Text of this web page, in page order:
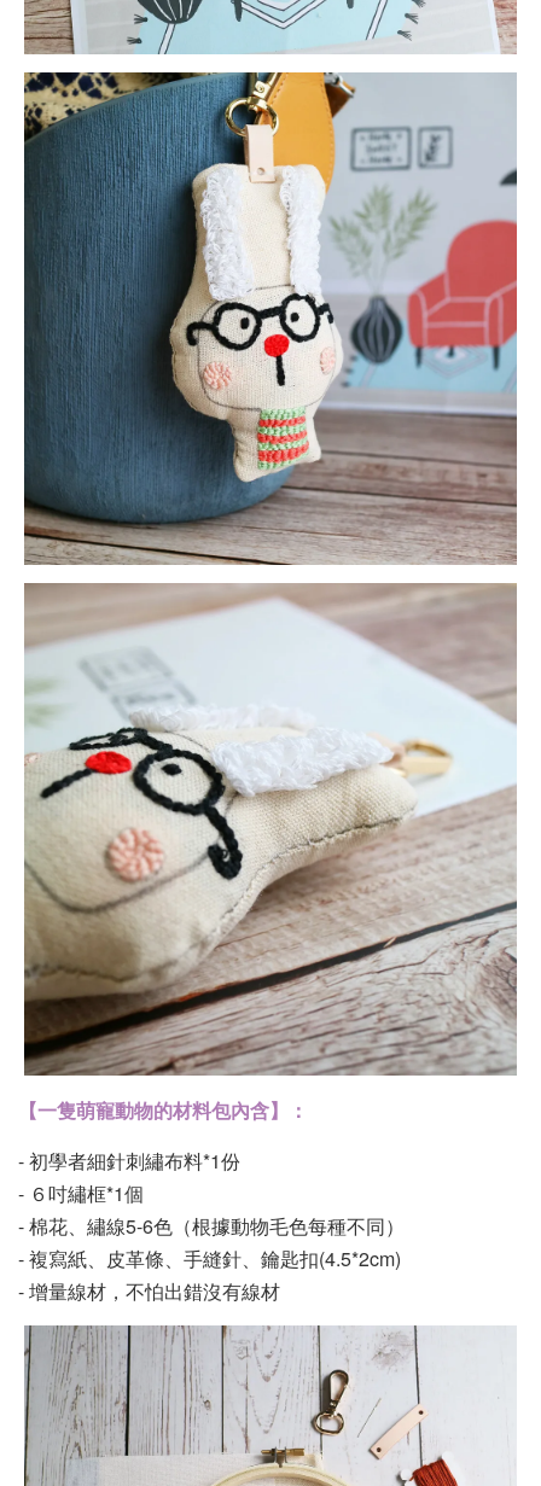
【一隻萌寵動物的材料包內含】：
- 初學者細針刺繡布料*1份
- ６吋繡框*1個
- 棉花、繡線5-6色（根據動物毛色每種不同）
- 複寫紙、皮革條、手縫針、鑰匙扣(4.5*2cm)
- 增量線材，不怕出錯沒有線材